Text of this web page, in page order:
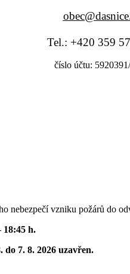
Tel.: +420 359
číslo účtu:
nebezpečí vzniku požárů do
18:45 h.
do 7. 8. 2026 uzavřen.